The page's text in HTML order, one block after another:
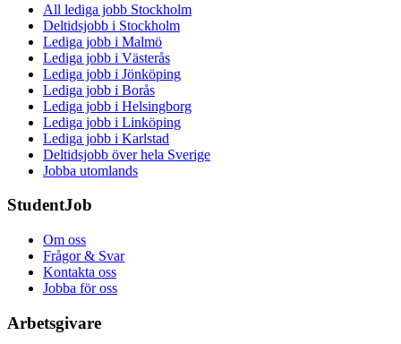
All lediga jobb Stockholm
Deltidsjobb i Stockholm
Lediga jobb i Malmö
Lediga jobb i Västerås
Lediga jobb i Jönköping
Lediga jobb i Borås
Lediga jobb i Helsingborg
Lediga jobb i Linköping
Lediga jobb i Karlstad
Deltidsjobb över hela Sverige
Jobba utomlands
StudentJob
Om oss
Frågor & Svar
Kontakta oss
Jobba för oss
Arbetsgivare